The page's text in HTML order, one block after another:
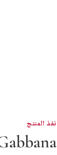
نفذ المنتج